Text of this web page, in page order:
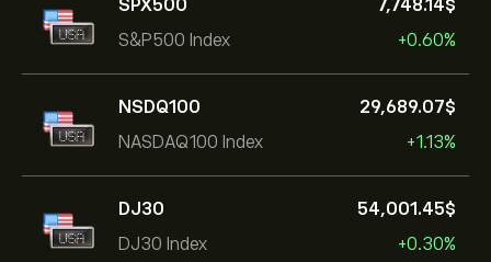
SPX500
S&P500 Index
7,748.14‎$‎
+0.60%
NSDQ100
NASDAQ100 Index
29,689.07‎$‎
+1.13%
DJ30
DJ30 Index
54,001.45‎$‎
+0.30%